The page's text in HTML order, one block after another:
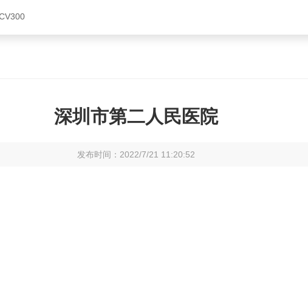
深圳市第二人民医院
发布时间：2022/7/21 11:20:52